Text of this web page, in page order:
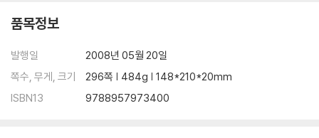
어느 외국인 노동자의 한 끼 -멘타이코 스파게티
고마운 종이 앞치마 -카레우동
저, 바보 아니거든요? -쯔께멘
품목정보
발행일
2008년 05월 20일
쪽수, 무게, 크기
296쪽 | 484g | 148*210*20mm
ISBN13
9788957973400